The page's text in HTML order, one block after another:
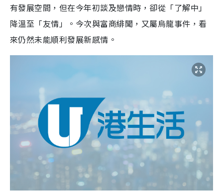
有發展空間，但在今年初談及戀情時，卻從「了解中」
降溫至「友情」。今次與富商緋聞，又屬烏龍事件，看
來仍然未能順利發展新感情。